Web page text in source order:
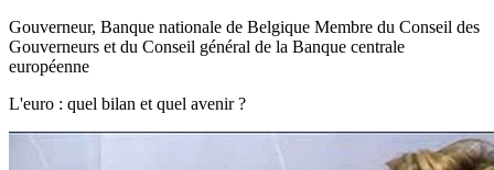
Gouverneur, Banque nationale de Belgique Membre du Conseil des
Gouverneurs et du Conseil général de la Banque centrale
européenne
L'euro : quel bilan et quel avenir ?